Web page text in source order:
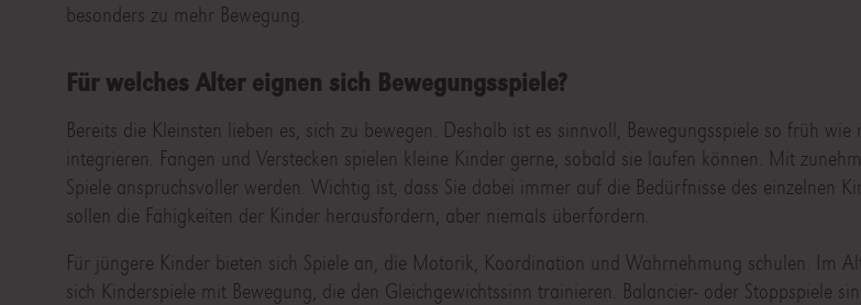
besonders zu mehr Bewegung.
Für welches Alter eignen sich Bewegungsspiele?
Bereits die Kleinsten lieben es, sich zu bewegen. Deshalb ist es sinnvoll, Bewegungsspiele so früh
integrieren. Fangen und Verstecken spielen kleine Kinder gerne, sobald sie laufen können. Mit
Spiele anspruchsvoller werden. Wichtig ist, dass Sie dabei immer auf die Bedürfnisse des einzelnen
sollen die Fähigkeiten der Kinder herausfordern, aber niemals überfordern.
Für jüngere Kinder bieten sich Spiele an, die Motorik, Koordination und Wahrnehmung schulen. Im
sich Kinderspiele mit Bewegung, die den Gleichgewichtssinn trainieren. Balancier- oder Stoppspiele